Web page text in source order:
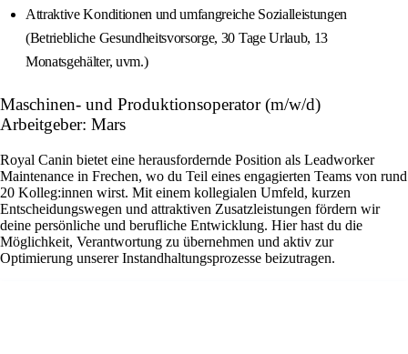
Attraktive Konditionen und umfangreiche Sozialleistungen
(Betriebliche Gesundheitsvorsorge, 30 Tage Urlaub, 13
Monatsgehälter, uvm.)
Maschinen- und Produktionsoperator (m/w/d)
Arbeitgeber: Mars
Royal Canin bietet eine herausfordernde Position als Leadworker
Maintenance in Frechen, wo du Teil eines engagierten Teams von rund
20 Kolleg:innen wirst. Mit einem kollegialen Umfeld, kurzen
Entscheidungswegen und attraktiven Zusatzleistungen fördern wir
deine persönliche und berufliche Entwicklung. Hier hast du die
Möglichkeit, Verantwortung zu übernehmen und aktiv zur
Optimierung unserer Instandhaltungsprozesse beizutragen.